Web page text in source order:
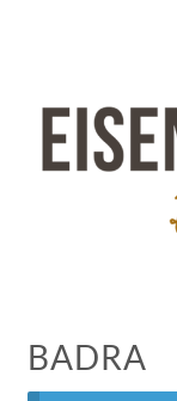
springen
springen
BADRA